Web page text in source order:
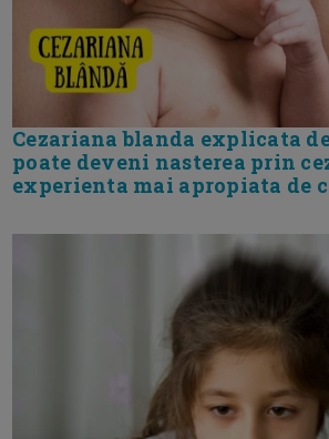
Cezariana blanda explicata
poate deveni nasterea prin
experienta mai apropiata de